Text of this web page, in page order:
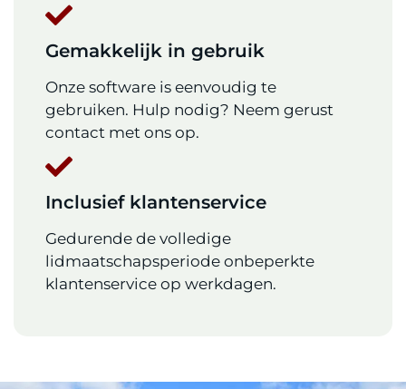
Gemakkelijk in gebruik
Onze software is eenvoudig te
gebruiken. Hulp nodig? Neem gerust
contact met ons op.
Inclusief klantenservice
Gedurende de volledige
lidmaatschapsperiode onbeperkte
klantenservice op werkdagen.